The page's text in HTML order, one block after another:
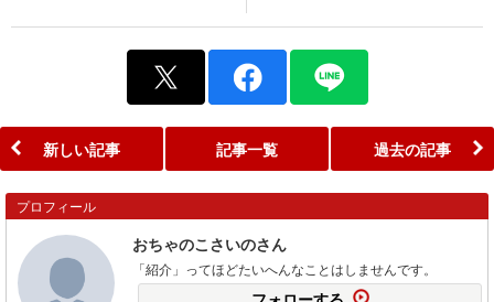
新しい記事 記事一覧 過去の記事
プロフィール
おちゃのこさいのさん
「紹介」ってほどたいへんなことはしませんです。